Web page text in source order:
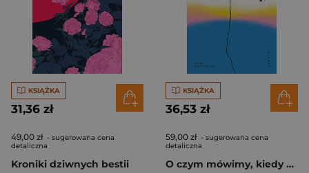
KSIĄŻKA
31,36 zł
49,00 zł - sugerowana cena
detaliczna
Kroniki dziwnych bestii
KSIĄŻKA
36,53 zł
59,00 zł - sugerowana cena
detaliczna
O czym mówimy, kiedy mówimy o gwałcie